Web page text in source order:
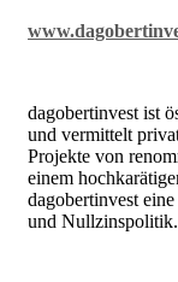
dagobertinvest ist
und vermittelt
Projekte von
einem
dagobertinvest
und Nullzinspolitik.